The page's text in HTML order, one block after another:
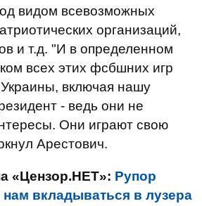
видом всевозможных
организаций,
и т.д. "И в определенном
всех этих фсбшних игр
включая нашу
- ведь они не
Они играют свою
Арестович.
«Цензор.НЕТ»: Рупор
вкладываться в лузера